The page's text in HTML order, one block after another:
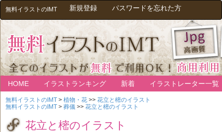
無料イラストのIMT 新規登録 パスワードを忘れた方
HOME イラストランキング 新着 イラストレーター一覧
無料イラストのIMT > 植物・花 >> 花立と樒のイラスト
無料イラストのIMT > 葬儀 >> 花立と樒のイラスト
花立と樒のイラスト